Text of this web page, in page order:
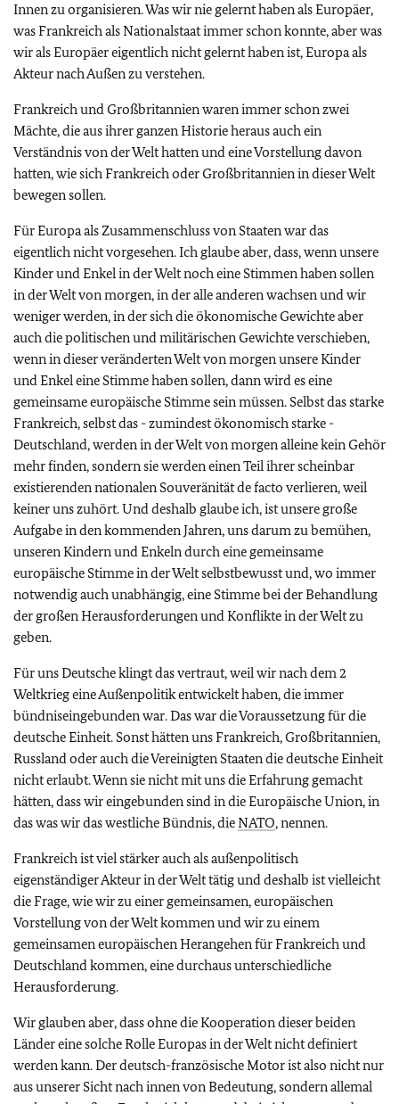
Innen zu organisieren. Was wir nie gelernt haben als Europäer,
was Frankreich als Nationalstaat immer schon konnte, aber was
wir als Europäer eigentlich nicht gelernt haben ist, Europa als
Akteur nach Außen zu verstehen.
Frankreich und Großbritannien waren immer schon zwei
Mächte, die aus ihrer ganzen Historie heraus auch ein
Verständnis von der Welt hatten und eine Vorstellung davon
hatten, wie sich Frankreich oder Großbritannien in dieser Welt
bewegen sollen.
Für Europa als Zusammenschluss von Staaten war das
eigentlich nicht vorgesehen. Ich glaube aber, dass, wenn unsere
Kinder und Enkel in der Welt noch eine Stimmen haben sollen
in der Welt von morgen, in der alle anderen wachsen und wir
weniger werden, in der sich die ökonomische Gewichte aber
auch die politischen und militärischen Gewichte verschieben,
wenn in dieser veränderten Welt von morgen unsere Kinder
und Enkel eine Stimme haben sollen, dann wird es eine
gemeinsame europäische Stimme sein müssen. Selbst das starke
Frankreich, selbst das - zumindest ökonomisch starke -
Deutschland, werden in der Welt von morgen alleine kein Gehör
mehr finden, sondern sie werden einen Teil ihrer scheinbar
existierenden nationalen Souveränität de facto verlieren, weil
keiner uns zuhört. Und deshalb glaube ich, ist unsere große
Aufgabe in den kommenden Jahren, uns darum zu bemühen,
unseren Kindern und Enkeln durch eine gemeinsame
europäische Stimme in der Welt selbstbewusst und, wo immer
notwendig auch unabhängig, eine Stimme bei der Behandlung
der großen Herausforderungen und Konflikte in der Welt zu
geben.
Für uns Deutsche klingt das vertraut, weil wir nach dem 2
Weltkrieg eine Außenpolitik entwickelt haben, die immer
bündniseingebunden war. Das war die Voraussetzung für die
deutsche Einheit. Sonst hätten uns Frankreich, Großbritannien,
Russland oder auch die Vereinigten Staaten die deutsche Einheit
nicht erlaubt. Wenn sie nicht mit uns die Erfahrung gemacht
hätten, dass wir eingebunden sind in die Europäische Union, in
das was wir das westliche Bündnis, dieNATO, nennen.
Frankreich ist viel stärker auch als außenpolitisch
eigenständiger Akteur in der Welt tätig und deshalb ist vielleicht
die Frage, wie wir zu einer gemeinsamen, europäischen
Vorstellung von der Welt kommen und wir zu einem
gemeinsamen europäischen Herangehen für Frankreich und
Deutschland kommen, eine durchaus unterschiedliche
Herausforderung.
Wir glauben aber, dass ohne die Kooperation dieser beiden
Länder eine solche Rolle Europas in der Welt nicht definiert
werden kann. Der deutsch-französische Motor ist also nicht nur
aus unserer Sicht nach innen von Bedeutung, sondern allemal